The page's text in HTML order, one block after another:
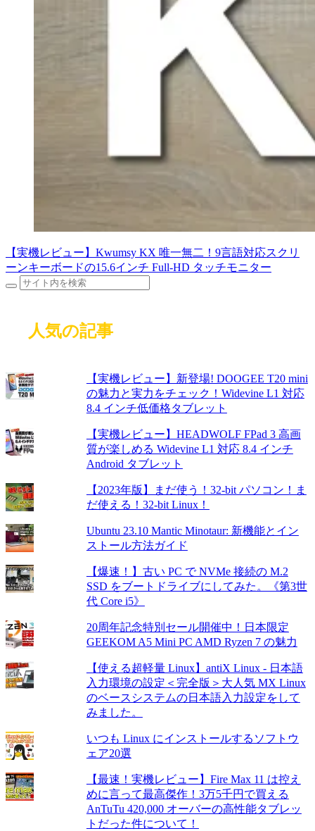
【実機レビュー】Kwumsy KX 唯一無二！9言語対応スクリ
ーンキーボードの15.6インチ Full-HD タッチモニター
人気の記事
【実機レビュー】新登場! DOOGEE T20 mini
の魅力と実力をチェック！Widevine L1 対応
8.4 インチ低価格タブレット
【実機レビュー】HEADWOLF FPad 3 高画
質が楽しめる Widevine L1 対応 8.4 インチ
Android タブレット
【2023年版】まだ使う！32-bit パソコン！ま
だ使える！32-bit Linux！
Ubuntu 23.10 Mantic Minotaur: 新機能とイン
ストール方法ガイド
【爆速！】古い PC で NVMe 接続の M.2
SSD をブートドライブにしてみた。《第3世
代 Core i5》
20周年記念特別セール開催中！日本限定
GEEKOM A5 Mini PC AMD Ryzen 7 の魅力
【使える超軽量 Linux】antiX Linux - 日本語
入力環境の設定＜完全版＞大人気 MX Linux
のベースシステムの日本語入力設定をして
みました。
いつも Linux にインストールするソフトウ
ェア20選
【最速！実機レビュー】Fire Max 11 は控え
めに言って最高傑作！3万5千円で買える
AnTuTu 420,000 オーバーの高性能タブレッ
トだった件について！